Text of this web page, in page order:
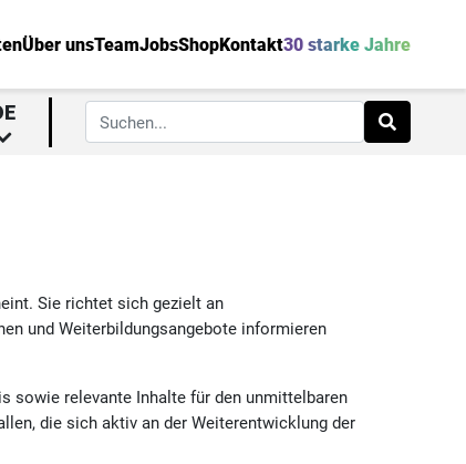
Über unsTeamJobsShopKontakt30 starke Jahre
Sie richtet sich gezielt an
und Weiterbildungsangebote informieren
sowie relevante Inhalte für den unmittelbaren
die sich aktiv an der Weiterentwicklung der